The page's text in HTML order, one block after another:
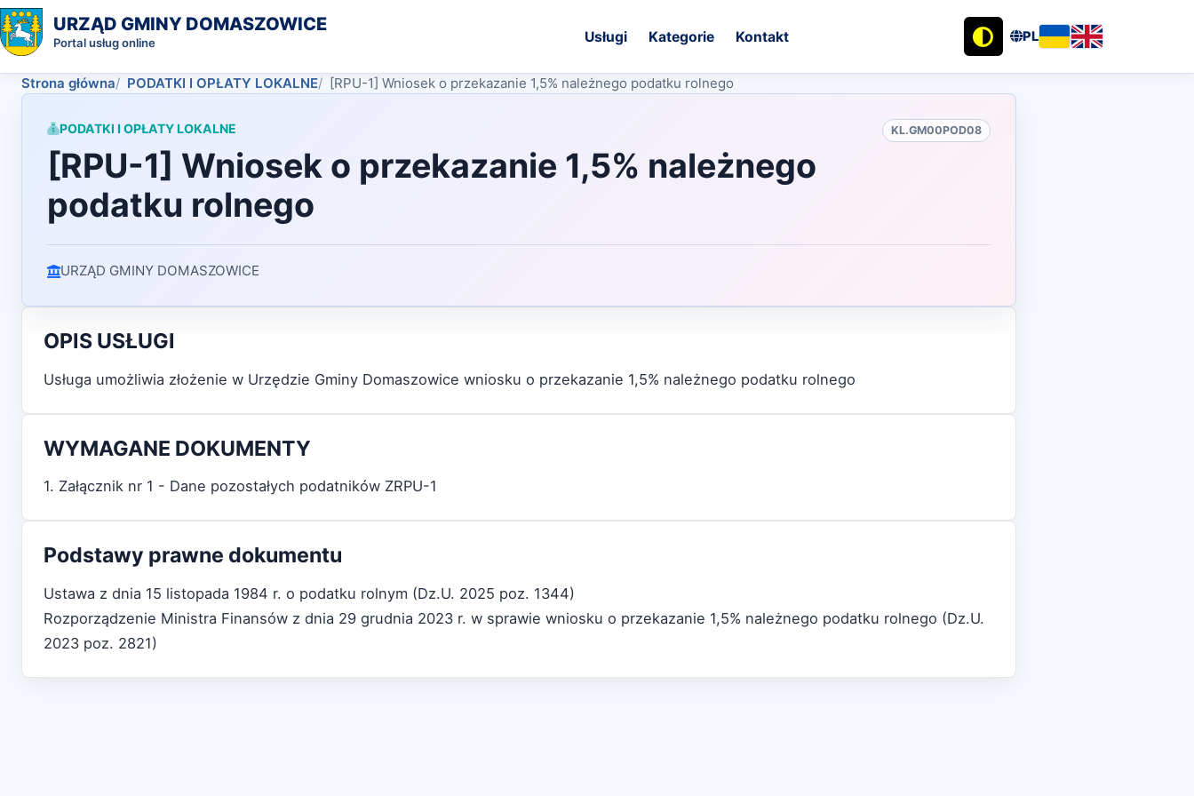
URZĄD GMINY DOMASZOWICE
Portal usług online Usługi Kategorie Kontakt PL
Strona główna PODATKI I OPŁATY LOKALNE [RPU-1] Wniosek o przekazanie 1,5% należnego podatku rolnego
PODATKI I OPŁATY LOKALNE KL.GM00POD08
[RPU-1] Wniosek o przekazanie 1,5% należnego
podatku rolnego
URZĄD GMINY DOMASZOWICE
OPIS USŁUGI
Usługa umożliwia złożenie w Urzędzie Gminy Domaszowice wniosku o przekazanie 1,5% należnego podatku rolnego
WYMAGANE DOKUMENTY
1. Załącznik nr 1 - Dane pozostałych podatników ZRPU-1
Podstawy prawne dokumentu
Ustawa z dnia 15 listopada 1984 r. o podatku rolnym (Dz.U. 2025 poz. 1344)
Rozporządzenie Ministra Finansów z dnia 29 grudnia 2023 r. w sprawie wniosku o przekazanie 1,5% należnego podatku rolnego (Dz.U.
2023 poz. 2821)